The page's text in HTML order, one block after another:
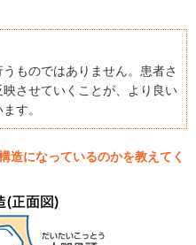
ものではありません。患者さ
させていくことが、より良い
す。
造になっているのかを教えてく